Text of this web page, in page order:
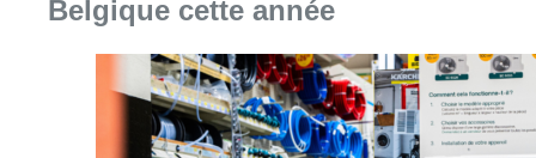
07 août 2026Consulter l'article "Canicule : un record